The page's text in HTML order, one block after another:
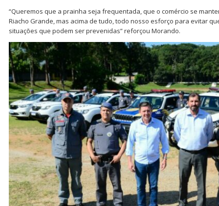
“Queremos que a prainha seja frequentada, que o comércio se
Riacho Grande, mas acima de tudo, todo nosso esforço para evitar
situações que podem ser prevenidas” reforçou Morando.